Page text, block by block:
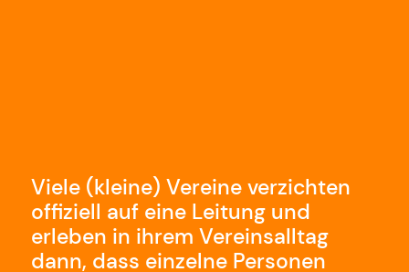
Viele (kleine) Vereine verzichten
offiziell auf eine Leitung und
erleben in ihrem Vereinsalltag
dann, dass einzelne Personen